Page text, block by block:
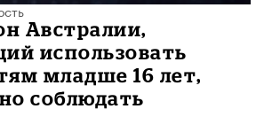
Австралии,
использовать
младше 16 лет,
соблюдать